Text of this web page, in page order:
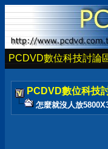
PCDVD數位科技討論
PCDVD數位科技
怎麼就沒人放